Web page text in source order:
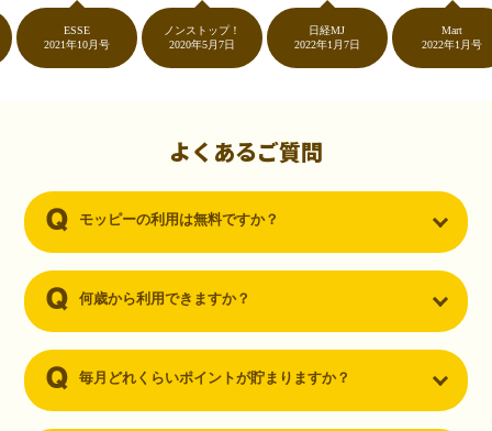
ントが貯まるなんて…もっと早く教えてほしかった～！貯まったポイ
ントはギフト券に交換して、プチ贅沢を楽しんでます♪
（30代・男性）
ーを知りました。クレジットカードを発行するだけでポイントが貯ま
るならと無料登録して、クレジットカードの発行やアプリダウンロー
2021年10月号
ノンストップ！
2020年5月7日
日経MJ
2022年1月7日
2022年1月号
よくあるご質問
モッピーの利用は無料ですか？
何歳から利用できますか？
毎月どれくらいポイントが貯まりますか？